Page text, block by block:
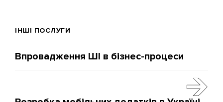
ІНШІ ПОСЛУГИ
Впровадження ШІ в бізнес-процеси